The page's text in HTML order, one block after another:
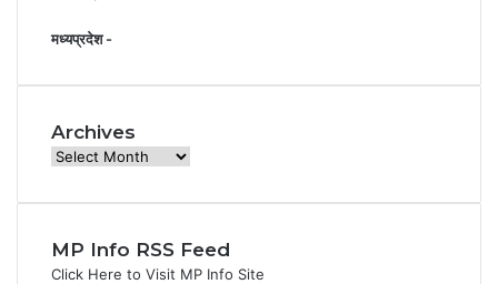
मध्यप्रदेश -
Archives
Archives
MP Info RSS Feed
Click Here to Visit MP Info Site